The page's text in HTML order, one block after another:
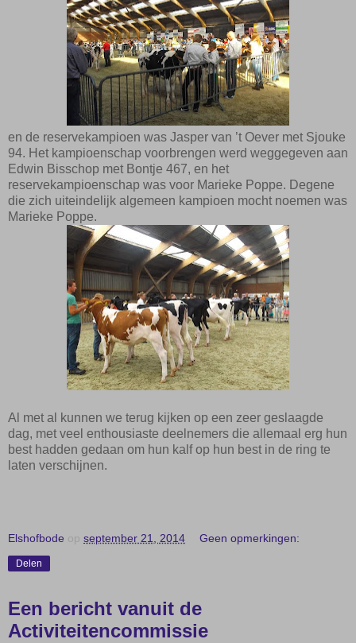
en de reservekampioen was Jasper van ’t Oever met Sjouke
94. Het kampioenschap voorbrengen werd weggegeven aan
Edwin Bisschop met Bontje 467, en het
reservekampioenschap was voor Marieke Poppe. Degene
die zich uiteindelijk algemeen kampioen mocht noemen was
Marieke Poppe.
Al met al kunnen we terug kijken op een zeer geslaagde
dag, met veel enthousiaste deelnemers die allemaal erg hun
best hadden gedaan om hun kalf op hun best in de ring te
laten verschijnen.
Elshofbode op september 21, 2014 Geen opmerkingen:
Delen
Een bericht vanuit de
Activiteitencommissie